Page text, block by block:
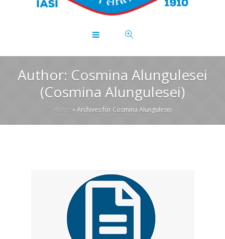
Author: Cosmina Alungulesei
(Cosmina Alungulesei)
Home »Archives for Cosmina Alungulesei